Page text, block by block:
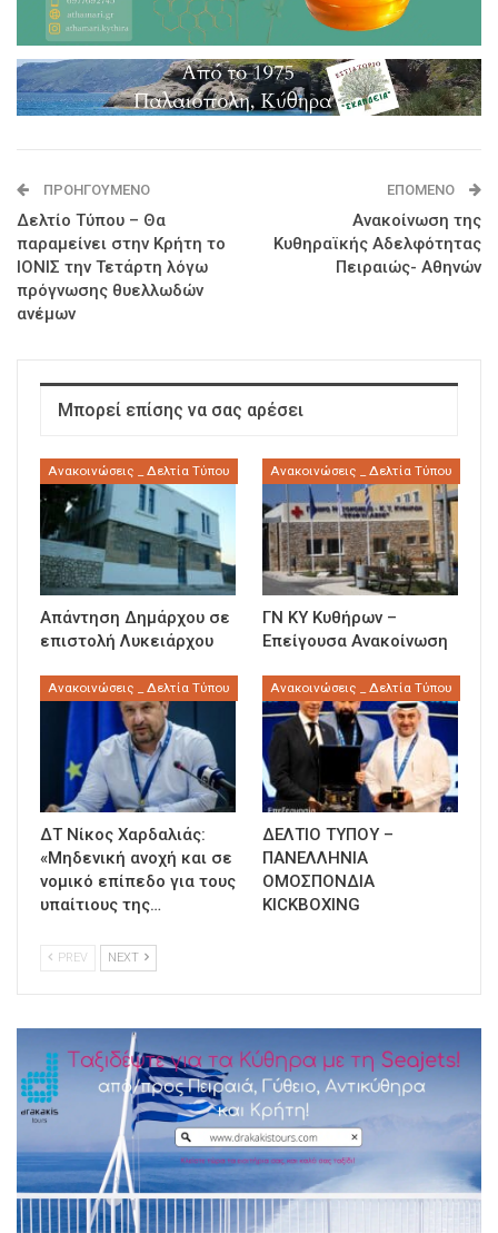
ΠΡΟΗΓΟΎΜΕΝΟ
Δελτίο Τύπου – Θα
παραμείνει στην Κρήτη το
ΙΟΝΙΣ την Τετάρτη λόγω
πρόγνωσης θυελλωδών
ανέμων
ΕΠΌΜΕΝΟ
Ανακοίνωση της
Κυθηραϊκής Αδελφότητας
Πειραιώς- Αθηνών
Μπορεί επίσης να σας αρέσει
Ανακοινώσεις _ Δελτία Τύπου
Απάντηση Δημάρχου σε
επιστολή Λυκειάρχου
Ανακοινώσεις _ Δελτία Τύπου
ΓΝ ΚΥ Κυθήρων –
Επείγουσα Ανακοίνωση
Ανακοινώσεις _ Δελτία Τύπου
ΔΤ Νίκος Χαρδαλιάς:
«Μηδενική ανοχή και σε
νομικό επίπεδο για τους
υπαίτιους της…
Ανακοινώσεις _ Δελτία Τύπου
ΔΕΛΤΙΟ ΤΥΠΟΥ –
ΠΑΝΕΛΛΗΝΙΑ
ΟΜΟΣΠΟΝΔΙΑ
KICKBOXING
PREV NEXT